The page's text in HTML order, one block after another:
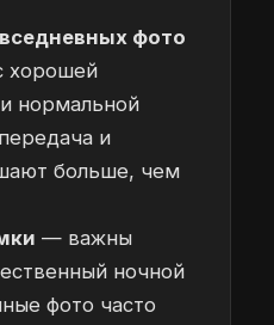
фото
хорошей
нормальной
и
больше, чем
— важны
ночной
фото часто